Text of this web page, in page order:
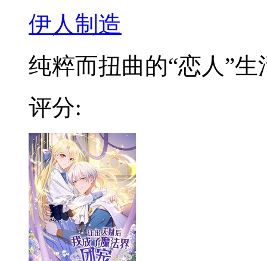
伊人制造
纯粹而扭曲的“恋人”生
评分: